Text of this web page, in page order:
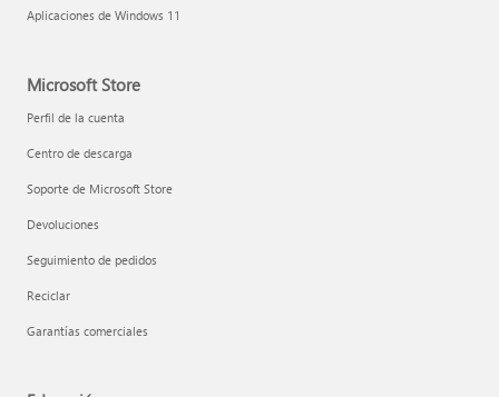
Aplicaciones de Windows 11
Microsoft Store
Perfil de la cuenta
Centro de descarga
Soporte de Microsoft Store
Devoluciones
Seguimiento de pedidos
Reciclar
Garantías comerciales